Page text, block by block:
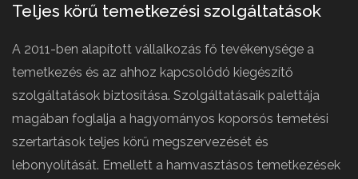
Teljes körű temetkezési szolgáltatások
A 2011-ben alapított vállalkozás fő tevékenysége a
temetkezés és az ahhoz kapcsolódó kiegészítő
szolgáltatások biztosítása. Szolgáltatásaik palettája
magában foglalja a hagyományos koporsós temetési
szertartások teljes körű megszervezését és
lebonyolítását. Emellett a hamvasztásos temetkezések